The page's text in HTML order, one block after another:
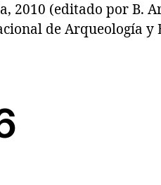
2010 (editado por B.
de Arqueología y